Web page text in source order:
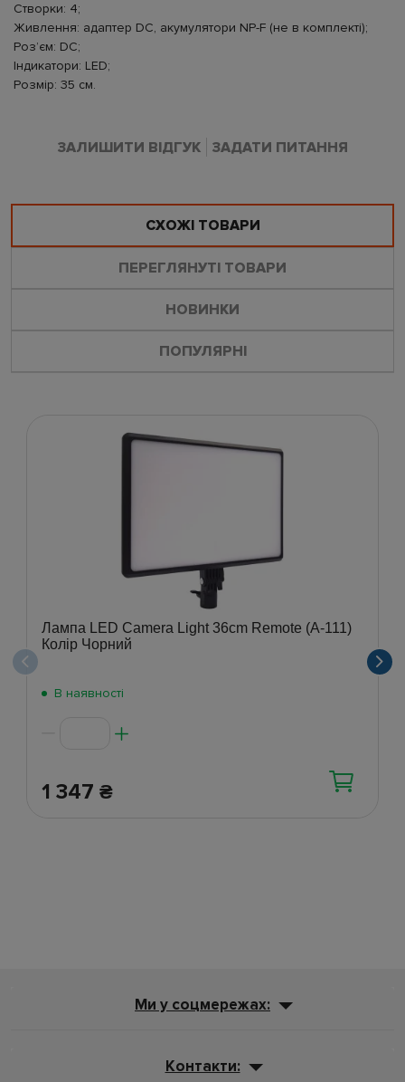
Створки: 4;
Живлення: адаптер DC, акумулятори NP-F (не в комплекті);
Роз’єм: DC;
Індикатори: LED;
Розмір: 35 см.
ЗАЛИШИТИ ВІДГУК ЗАДАТИ ПИТАННЯ
СХОЖІ ТОВАРИ
ПЕРЕГЛЯНУТІ ТОВАРИ
НОВИНКИ
ПОПУЛЯРНІ
Лампа LED Camera Light 36cm Remote (A-111)
Колір Чорний
В наявності
1 347 ₴
Ми у соцмережах:
Контакти: